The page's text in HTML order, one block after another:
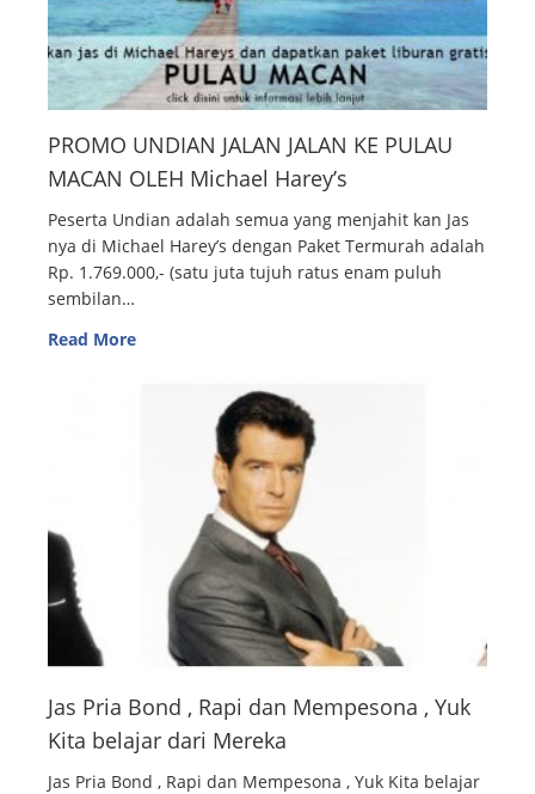
PROMO UNDIAN JALAN JALAN KE PULAU
MACAN OLEH Michael Harey’s
Peserta Undian adalah semua yang menjahit kan Jas
nya di Michael Harey’s dengan Paket Termurah adalah
Rp. 1.769.000,- (satu juta tujuh ratus enam puluh
sembilan…
Read More
Jas Pria Bond , Rapi dan Mempesona , Yuk
Kita belajar dari Mereka
Jas Pria Bond , Rapi dan Mempesona , Yuk Kita belajar